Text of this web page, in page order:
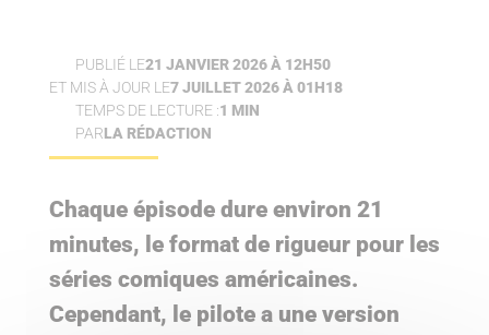
PUBLIÉ LE21 JANVIER 2026 À 12H50
ET MIS À JOUR LE7 JUILLET 2026 À 01H18
TEMPS DE LECTURE :1 MIN
PARLA RÉDACTION
Chaque épisode dure environ 21
minutes, le format de rigueur pour les
séries comiques américaines.
Cependant, le pilote a une version